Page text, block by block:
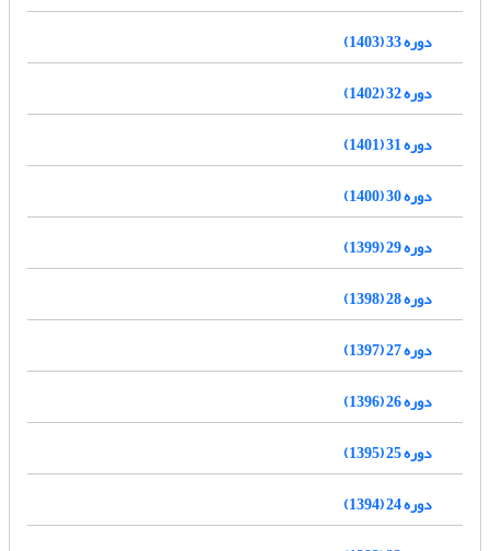
دوره 33 (1403)
دوره 32 (1402)
دوره 31 (1401)
دوره 30 (1400)
دوره 29 (1399)
دوره 28 (1398)
دوره 27 (1397)
دوره 26 (1396)
دوره 25 (1395)
دوره 24 (1394)